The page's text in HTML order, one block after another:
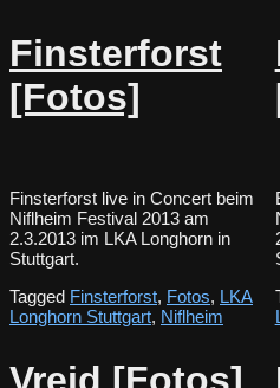
Finsterforst
[Fotos]
Finsterforst live in Concert beim
Niflheim Festival 2013 am
2.3.2013 im LKA Longhorn in
Stuttgart.
Tagged Finsterforst, Fotos, LKA
Longhorn Stuttgart, Niflheim